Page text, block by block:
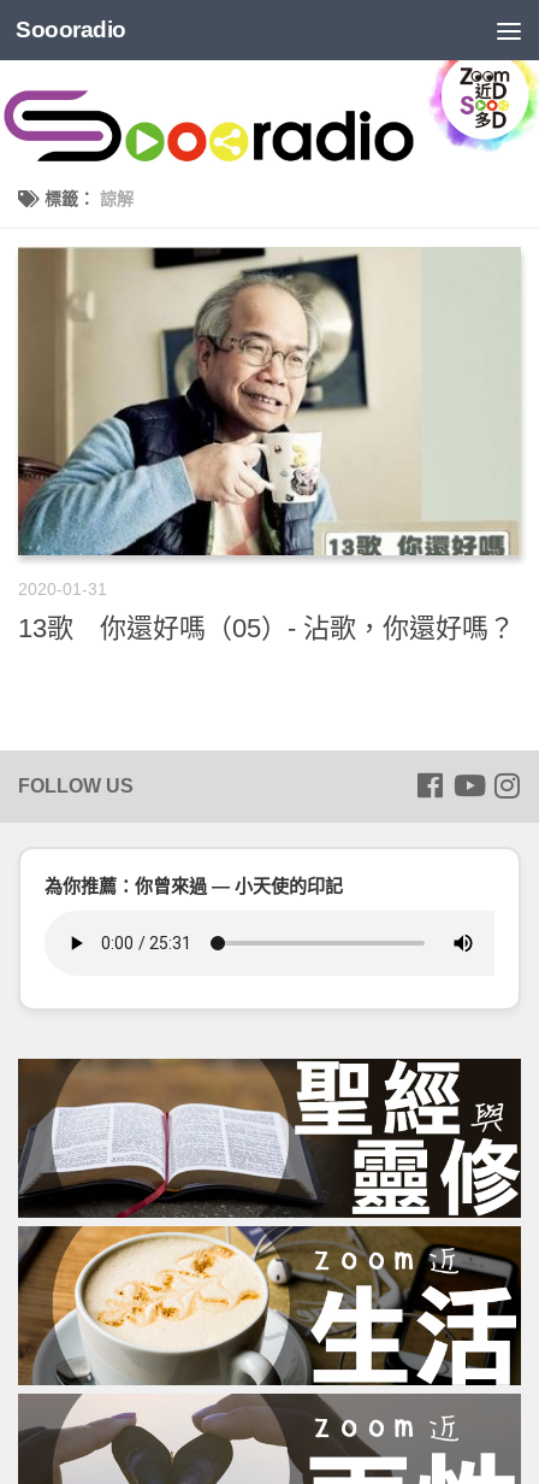
Soooradio
標籤： 諒解
2020-01-31
13歌 你還好嗎（05）- 沾歌，你還好嗎？
為你推薦：你曾來過 — 小天使的印記